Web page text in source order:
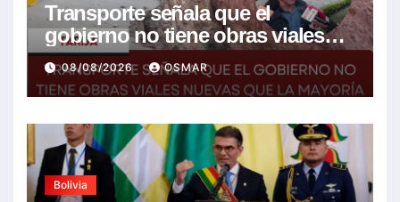
Transporte señala que el
gobierno no tiene obras viales
nuevas que la mayoría son de la
anterior gestión
08/08/2026 OSMAR
Bolivia